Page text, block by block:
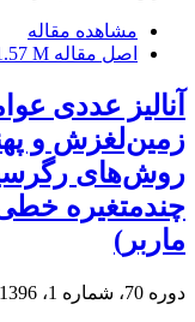
مشاهده مقاله
اصل مقاله M
آنالیز عددی
زمین‌لغزش و
روش‌های
چندمتغیره
ماربر)‏‏
دوره 70، شماره 1، 1396، صفحه